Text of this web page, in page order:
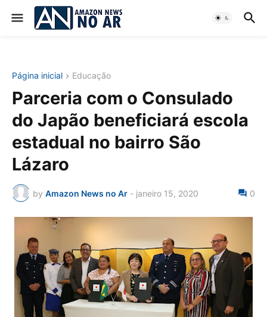
Página inicial Educação
Parceria com o Consulado
do Japão beneficiará escola
estadual no bairro São
Lázaro
by Amazon News no Ar - janeiro 15, 2020 0